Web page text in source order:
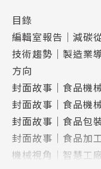
更要能支援
進而有利於追溯履
到了近年來還迎合
促使食品加工應導
甚至成為閉循環經
目錄
編輯室報告｜減碳
技術趨勢｜製造業
方向
封面故事｜食品機
封面故事｜食品機
封面故事｜食品包
封面故事｜食品加
機械視角｜智慧工